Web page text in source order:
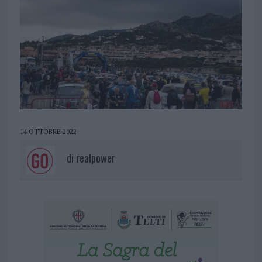
14 OTTOBRE 2022
di realpower